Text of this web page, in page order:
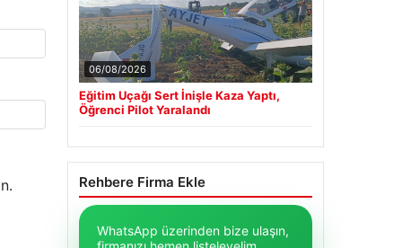
06/08/2026
Eğitim Uçağı Sert İnişle Kaza Yaptı,
Öğrenci Pilot Yaralandı
Rehbere Firma Ekle
WhatsApp üzerinden bize ulaşın,